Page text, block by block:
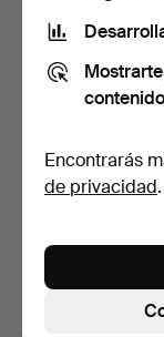
cuencos, 1 par,
Encontrarás
de privacidad.